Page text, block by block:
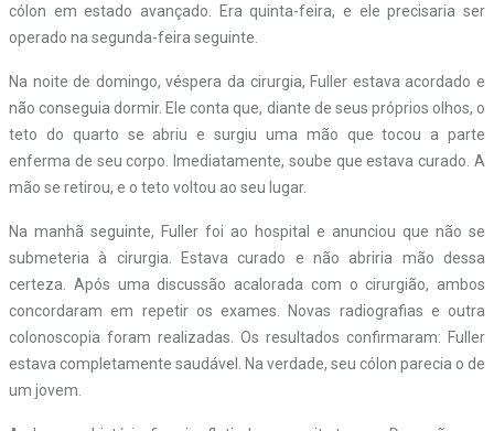
cólon em estado avançado. Era quinta-feira, e ele precisaria ser
operado na segunda-feira seguinte.
Na noite de domingo, véspera da cirurgia, Fuller estava acordado e
não conseguia dormir. Ele conta que, diante de seus próprios olhos, o
teto do quarto se abriu e surgiu uma mão que tocou a parte
enferma de seu corpo. Imediatamente, soube que estava curado. A
mão se retirou, e o teto voltou ao seu lugar.
Na manhã seguinte, Fuller foi ao hospital e anunciou que não se
submeteria à cirurgia. Estava curado e não abriria mão dessa
certeza. Após uma discussão acalorada com o cirurgião, ambos
concordaram em repetir os exames. Novas radiografias e outra
colonoscopia foram realizadas. Os resultados confirmaram: Fuller
estava completamente saudável. Na verdade, seu cólon parecia o de
um jovem.